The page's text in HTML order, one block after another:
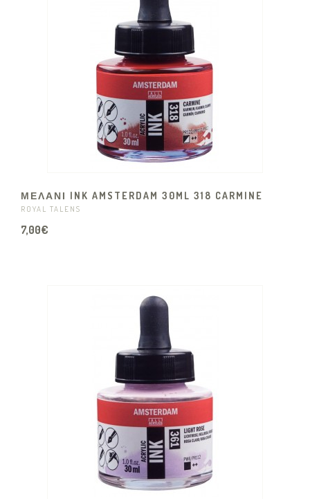
ΜΕΛΑΝΙ INK AMSTERDAM 30ML 318 CARMINE
ROYAL TALENS
7,00€